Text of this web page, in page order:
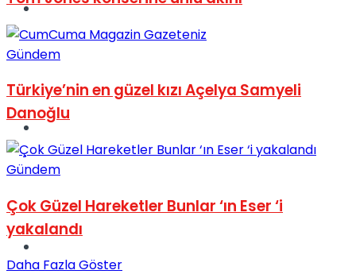
Tatil
Spor
Gündem
Türkiye’nin en güzel kızı Açelya Samyeli
Danoğlu
Gündem
Çok Güzel Hareketler Bunlar ‘ın Eser ‘i
yakalandı
Daha Fazla Göster